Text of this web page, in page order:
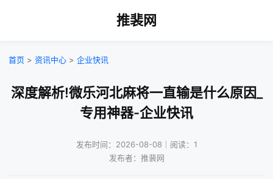
推裴网
首页 > 资讯中心 > 企业快讯
深度解析!微乐河北麻将一直输是什么原因_
专用神器-企业快讯
发布时间：2026-08-08｜阅读：1
发布者：推裴网